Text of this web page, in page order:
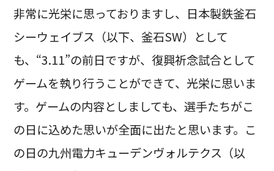
非常に光栄に思っておりますし、日本製鉄釜石
シーウェイブス（以下、釜石SW）として
も、“3.11”の前日ですが、復興祈念試合として
ゲームを執り行うことができて、光栄に思いま
す。ゲームの内容としましても、選手たちがこ
の日に込めた思いが全面に出たと思います。こ
の日の九州電力キューデンヴォルテクス（以